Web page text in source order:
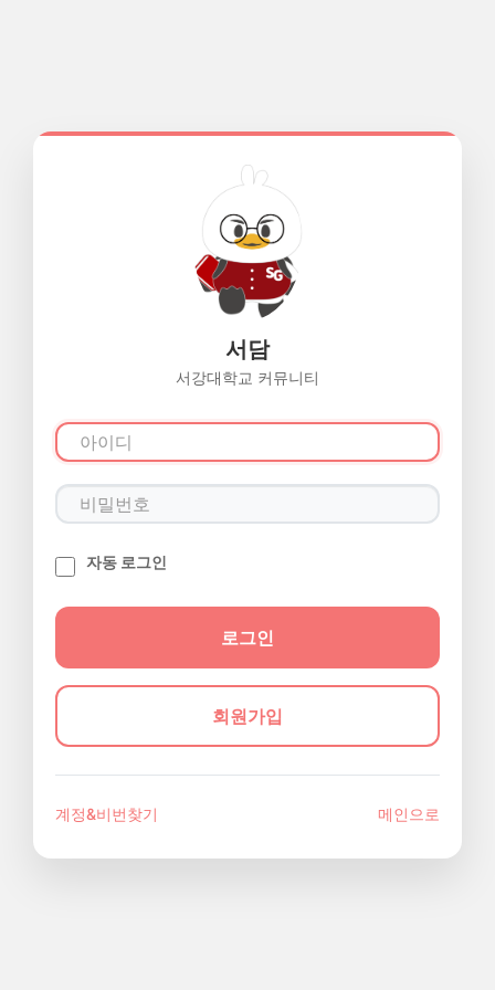
서담
서강대학교 커뮤니티
자동 로그인
회원가입
계정&비번찾기 메인으로